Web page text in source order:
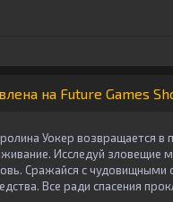
​​на Future Games
Уокер возвращается в
Исследуй зловещие
Сражайся с чудовищными
Все ради спасения